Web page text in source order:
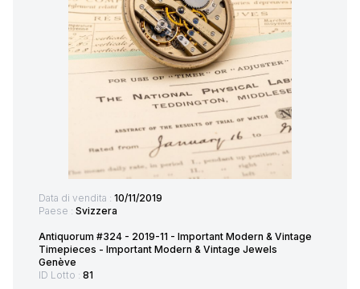
Data di vendita : 10/11/2019
Paese : Svizzera
Antiquorum #324 - 2019-11 - Important Modern & Vintage
Timepieces - Important Modern & Vintage Jewels
Genève
ID Lotto : 81